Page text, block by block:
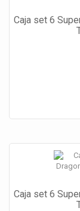
Caja set 6
Caja set 6